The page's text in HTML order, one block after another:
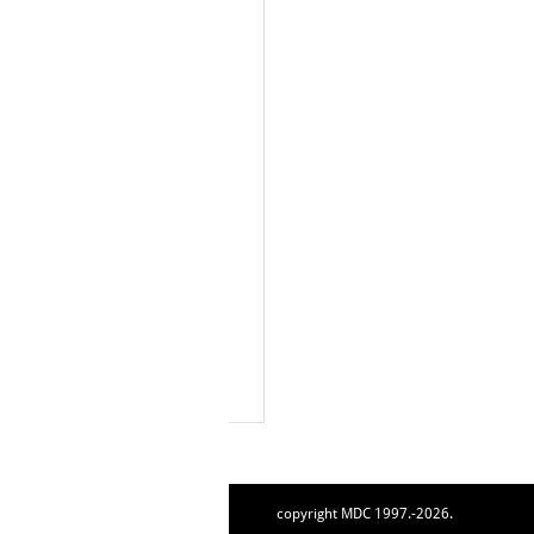
copyright MDC 1997.-2026.